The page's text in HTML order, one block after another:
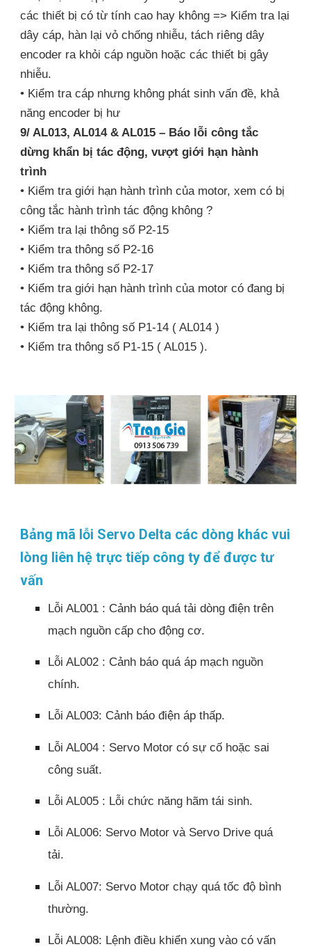
các thiết bị có từ tính cao hay không => Kiểm tra lại
dây cáp, hàn lại vỏ chống nhiễu, tách riêng dây
encoder ra khỏi cáp nguồn hoặc các thiết bị gây
nhiễu.
• Kiểm tra cáp nhưng không phát sinh vấn đề, khả
năng encoder bị hư
9/ AL013, AL014 & AL015 – Báo lỗi công tắc
dừng khẩn bị tác động, vượt giới hạn hành
trình
• Kiểm tra giới hạn hành trình của motor, xem có bị
công tắc hành trình tác động không ?
• Kiểm tra lại thông số P2-15
• Kiểm tra thông số P2-16
• Kiểm tra thông số P2-17
• Kiểm tra giới hạn hành trình của motor có đang bị
tác động không.
• Kiểm tra lại thông số P1-14 ( AL014 )
• Kiểm tra thông số P1-15 ( AL015 ).
Bảng mã lỗi Servo Delta các dòng khác vui
lòng liên hệ trực tiếp công ty để được tư
vấn
Lỗi AL001 : Cảnh báo quá tải dòng điện trên
mạch nguồn cấp cho động cơ.
Lỗi AL002 : Cảnh báo quá áp mạch nguồn
chính.
Lỗi AL003: Cảnh báo điện áp thấp.
Lỗi AL004 : Servo Motor có sự cố hoặc sai
công suất.
Lỗi AL005 : Lỗi chức năng hãm tái sinh.
Lỗi AL006: Servo Motor và Servo Drive quá
tải.
Lỗi AL007: Servo Motor chạy quá tốc độ bình
thường.
Lỗi AL008: Lệnh điều khiển xung vào có vấn